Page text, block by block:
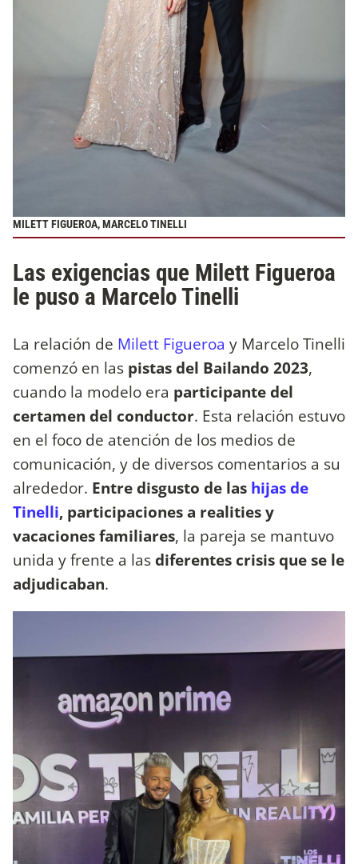
MILETT FIGUEROA, MARCELO TINELLI
Las exigencias que Milett Figueroa
le puso a Marcelo Tinelli
La relación de Milett Figueroa y Marcelo Tinelli
comenzó en las pistas del Bailando 2023,
cuando la modelo era participante del
certamen del conductor. Esta relación estuvo
en el foco de atención de los medios de
comunicación, y de diversos comentarios a su
alrededor. Entre disgusto de las hijas de
Tinelli, participaciones a realities y
vacaciones familiares, la pareja se mantuvo
unida y frente a lasdiferentes crisis que se le
adjudicaban.